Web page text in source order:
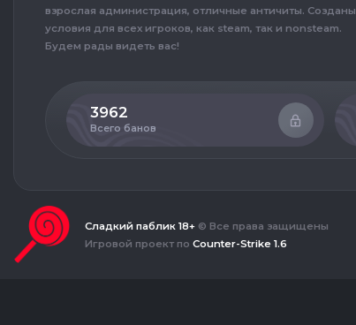
взрослая администрация, отличные античиты. Созданы
условия для всех игроков, как steam, так и nonsteam.
Будем рады видеть вас!
3962
Всего банов
Сладкий паблик 18+ © Все права защищены
Игровой проект по Counter-Strike 1.6